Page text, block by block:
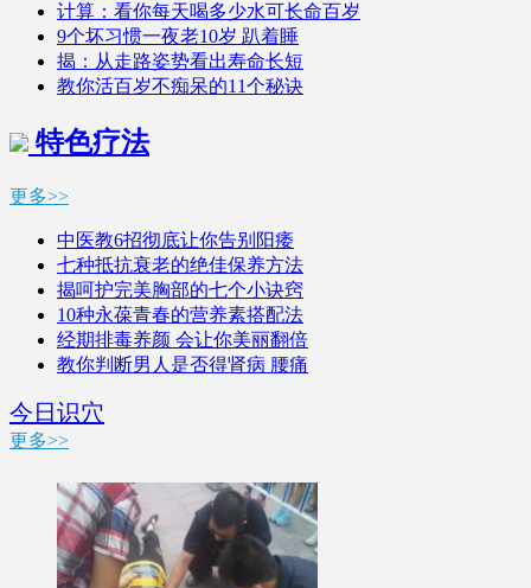
计算：看你每天喝多少水可长命百岁
9个坏习惯一夜老10岁 趴着睡
揭：从走路姿势看出寿命长短
教你活百岁不痴呆的11个秘诀
特色疗法
更多>>
中医教6招彻底让你告别阳痿
七种抵抗衰老的绝佳保养方法
揭呵护完美胸部的七个小诀窍
10种永葆青春的营养素搭配法
经期排毒养颜 会让你美丽翻倍
教你判断男人是否得肾病 腰痛
今日识穴
更多>>